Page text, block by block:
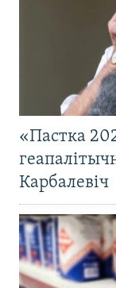
«Пастка
Карбалевіч